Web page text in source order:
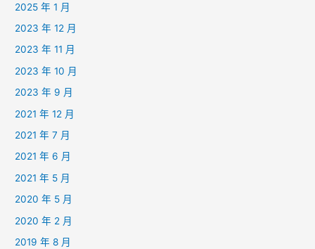
2025 年 1 月
2023 年 12 月
2023 年 11 月
2023 年 10 月
2023 年 9 月
2021 年 12 月
2021 年 7 月
2021 年 6 月
2021 年 5 月
2020 年 5 月
2020 年 2 月
2019 年 8 月